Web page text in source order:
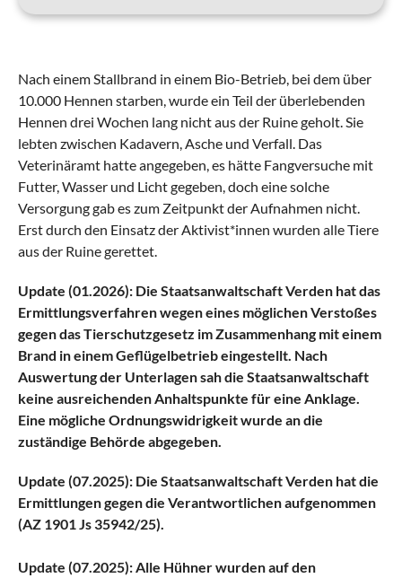
Nach einem Stallbrand in einem Bio-Betrieb, bei dem über
10.000 Hennen starben, wurde ein Teil der überlebenden
Hennen drei Wochen lang nicht aus der Ruine geholt. Sie
lebten zwischen Kadavern, Asche und Verfall. Das
Veterinäramt hatte angegeben, es hätte Fangversuche mit
Futter, Wasser und Licht gegeben, doch eine solche
Versorgung gab es zum Zeitpunkt der Aufnahmen nicht.
Erst durch den Einsatz der Aktivist*innen wurden alle Tiere
aus der Ruine gerettet.
Update (01.2026): Die Staatsanwaltschaft Verden hat das
Ermittlungsverfahren wegen eines möglichen Verstoßes
gegen das Tierschutzgesetz im Zusammenhang mit einem
Brand in einem Geflügelbetrieb eingestellt. Nach
Auswertung der Unterlagen sah die Staatsanwaltschaft
keine ausreichenden Anhaltspunkte für eine Anklage.
Eine mögliche Ordnungswidrigkeit wurde an die
zuständige Behörde abgegeben.
Update (07.2025): Die Staatsanwaltschaft Verden hat die
Ermittlungen gegen die Verantwortlichen aufgenommen
(AZ 1901 Js 35942/25).
Update (07.2025): Alle Hühner wurden auf den